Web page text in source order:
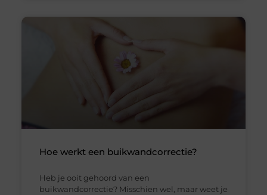
Hoe werkt een buikwandcorrectie?
Heb je ooit gehoord van een
buikwandcorrectie? Misschien wel, maar weet je